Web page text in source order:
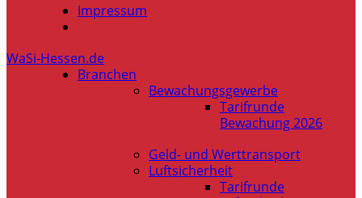
Impressum
WaSi-Hessen.de
Branchen
Bewachungsgewerbe
Tarifrunde
Bewachung 2026
Geld- und Werttransport
Luftsicherheit
Tarifrunde